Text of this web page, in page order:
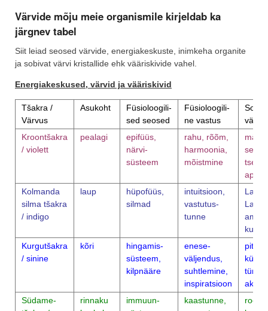
Värvide mõju meie organismile kirjeldab ka
järgnev tabel
Siit leiad seosed värvide, energiakeskuste, inimkeha organite
ja sobivat värvi kristallide ehk vääriskivide vahel.
Energiakeskused, värvid ja vääriskivid
Tšakra /
Värvus
Asukoht
Füsioloogili-
sed seosed
Füsioloogili-
ne vastus
Sobiv
Kroontšakra
/ violett
pealagi
epifüüs,
närvi-
süsteem
rahu, rõõm,
harmoonia,
mõistmine
Kolmanda
silma tšakra
/ indigo
laup
hüpofüüs,
silmad
intuitsioon,
vastutus-
tunne
Lapis
Kurgutšakra
/ sinine
kõri
hingamis-
süsteem,
kilpnääre
enese-
väljendus,
suhtlemine,
inspiratsioon
Südame-
rinnaku
immuun-
kaastunne,
roosa